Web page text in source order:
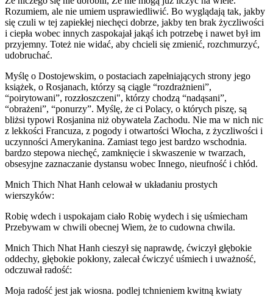
Rozumiem, ale nie umiem usprawiedliwić. Bo wyglądają tak, jakby
się czuli w tej zapiekłej niechęci dobrze, jakby ten brak życzliwości
i ciepła wobec innych zaspokajał jakąś ich potrzebę i nawet był im
przyjemny. Toteż nie widać, aby chcieli się zmienić, rozchmurzyć,
udobruchać.
Myślę o Dostojewskim, o postaciach zapełniających strony jego
książek, o Rosjanach, którzy są ciągle “rozdrażnieni”,
“poirytowani”, rozzłoszczeni", którzy chodzą “nadąsani”,
“obrażeni”, “ponurzy”. Myślę, że ci Polacy, o których piszę, są
bliżsi typowi Rosjanina niż obywatela Zachodu. Nie ma w nich nic
z lekkości Francuza, z pogody i otwartości Włocha, z życzliwości i
uczynności Amerykanina. Zamiast tego jest bardzo wschodnia.
bardzo stepowa niechęć, zamknięcie i skwaszenie w twarzach,
obsesyjne zaznaczanie dystansu wobec Innego, nieufność i chłód.
Mnich Thich Nhat Hanh celował w układaniu prostych
wierszyków:
Robię wdech i uspokajam ciało Robię wydech i się uśmiecham
Przebywam w chwili obecnej Wiem, że to cudowna chwila.
Mnich Thich Nhat Hanh cieszył się naprawdę, ćwiczył głębokie
oddechy, głębokie pokłony, zalecał ćwiczyć uśmiech i uważność,
odczuwał radość:
Moja radość jest jak wiosna. podlej tchnieniem kwitną kwiaty